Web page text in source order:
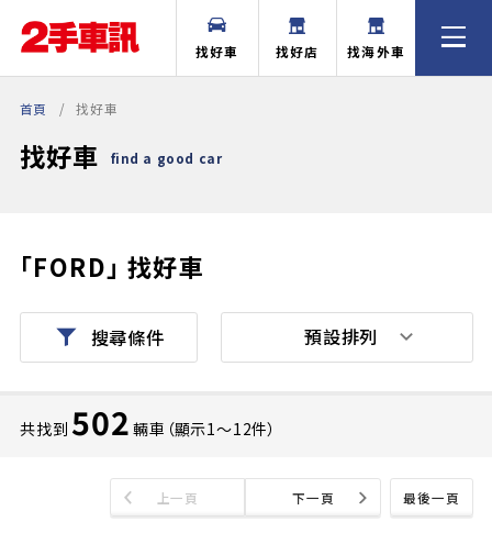
找好車 找好店 找海外車
首頁 找好車
找好車 find a good car
「FORD」 找好車
搜尋條件
共找到 502 輛車（顯示1〜12件）
最後一頁
上一頁 下一頁
預設排列